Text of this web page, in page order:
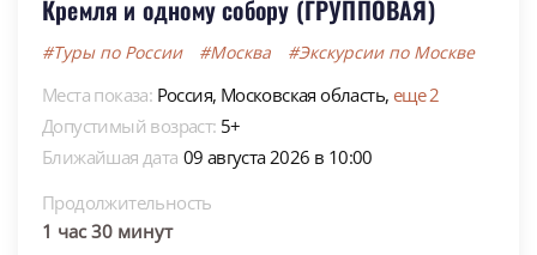
Кремля и одному собору (ГРУППОВАЯ)
#Туры по России #Москва #Экскурсии по Москве
Места показа: Россия, Московская область, еще 2
Допустимый возраст: 5+
Ближайшая дата 09 августа 2026 в 10:00
Продолжительность
1 час 30 минут